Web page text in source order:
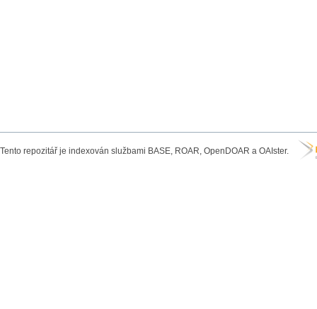
Tento repozitář je indexován službami BASE, ROAR, OpenDOAR a OAIster.